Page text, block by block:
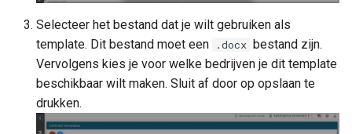
Selecteer het bestand dat je wilt gebruiken als
template. Dit bestand moet een
.docx bestand zijn.
Vervolgens kies je voor welke bedrijven je dit template
beschikbaar wilt maken. Sluit af door op opslaan te
drukken.